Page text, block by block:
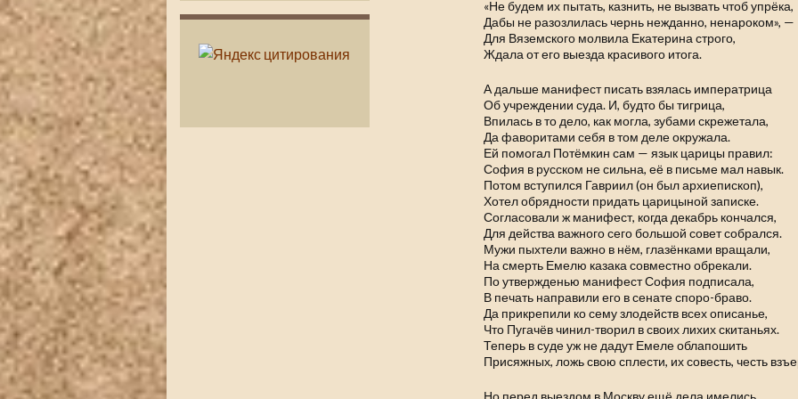
«Не будем их пытать, казнить, не вызвать чтоб упрёка,
Дабы не разозлилась чернь нежданно, ненароком», —
Для Вяземского молвила Екатерина строго,
Ждала от его выезда красивого итога.
А дальше манифест писать взялась императрица
Об учреждении суда. И, будто бы тигрица,
Впилась в то дело, как могла, зубами скрежетала,
Да фаворитами себя в том деле окружала.
Ей помогал Потёмкин сам — язык царицы правил:
София в русском не сильна, её в письме мал навык.
Потом вступился Гавриил (он был архиепископ),
Хотел обрядности придать царицыной записке.
Согласовали ж манифест, когда декабрь кончался,
Для действа важного сего большой совет собрался.
Мужи пыхтели важно в нём, глазёнками вращали,
На смерть Емелю казака совместно обрекали.
По утвержденью манифест София подписала,
В печать направили его в сенате споро-браво.
Да прикрепили ко сему злодейств всех описанье,
Что Пугачёв чинил-творил в своих лихих скитаньях.
Теперь в суде уж не дадут Емеле облапошить
Присяжных, ложь свою сплести, их совесть, честь
Но перед выездом в Москву ещё дела имелись